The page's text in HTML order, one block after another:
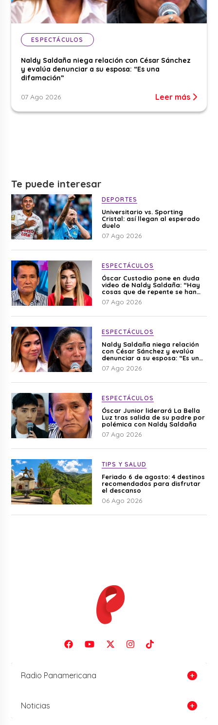
ESPECTÁCULOS
Naldy Saldaña niega relación con César Sánchez
y evalúa denunciar a su esposa: “Es una
difamación”
07 Ago 2026 Leer más
Te puede interesar
DEPORTES
Universitario vs. Sporting
Cristal: así llegan al esperado
duelo
07 Ago 2026
ESPECTÁCULOS
Óscar Custodio pone en duda
video de Naldy Saldaña: “Hay
cosas que de repente se han
editado”
07 Ago 2026
ESPECTÁCULOS
Naldy Saldaña niega relación
con César Sánchez y evalúa
denunciar a su esposa: “Es una
difamación”
07 Ago 2026
ESPECTÁCULOS
Óscar Junior liderará La Bella
Luz tras salida de su padre por
polémica con Naldy Saldaña
07 Ago 2026
TIPS Y SALUD
Feriado 6 de agosto: 4 destinos
recomendados para disfrutar
el descanso
06 Ago 2026
Radio Panamericana
Noticias